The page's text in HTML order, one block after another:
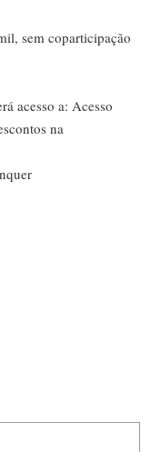
sem coparticipação
acesso a: Acesso
na